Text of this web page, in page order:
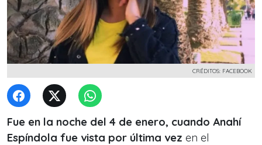
CRÉDITOS: FACEBOOK
Fue en la noche del 4 de enero, cuando Anahí
Espíndola fue vista por última vez en el